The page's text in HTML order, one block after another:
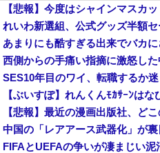
れいわ新選組、公式グッズ半額
SES10年目のワイ、転職するか迷
【ぶいすぽ】れんくんﾓｶｻｰﾝは
【悲報】最近の漫画出版社、ど